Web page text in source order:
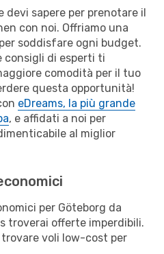
sapere per prenotare il
con noi. Offriamo una
soddisfare ogni budget.
consigli di esperti ti
comodità per il tuo
questa opportunità!
eDreams, la più grande
, e affidati a noi per
al miglior
per Göteborg da
troverai offerte imperdibili.
voli low-cost per